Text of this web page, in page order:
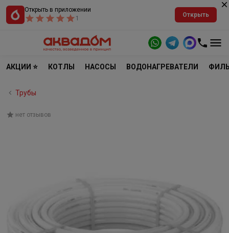
Открыть в приложении
1
Открыть
АКЦИИ ⭐ КОТЛЫ НАСОСЫ ВОДОНАГРЕВАТЕЛИ
Трубы
нет отзывов